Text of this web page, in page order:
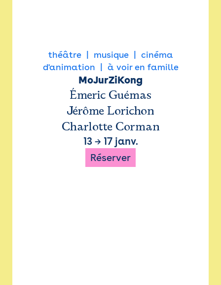
théâtre musique
cinéma
d'animation
à voir en famille
MoJurZiKong
Émeric Guémas
Jérôme Lorichon
Charlotte Corman
13→ 17 janv.
Réserver